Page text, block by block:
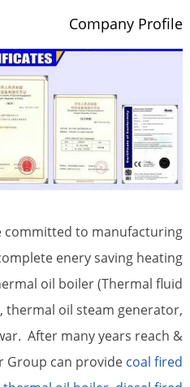
Company Profile
committed to manufacturing
enery saving heating
oil boiler (Thermal fluid
oil steam generator,
After many years reach &
Group can provide coal fired